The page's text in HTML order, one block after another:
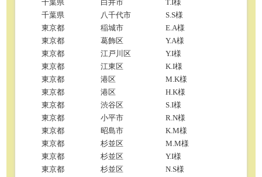
千葉県
白井市
T.I様
千葉県
八千代市
S.S様
東京都
稲城市
E.A様
東京都
葛飾区
Y.A様
東京都
江戸川区
Y.I様
東京都
江東区
K.I様
東京都
港区
M.K様
東京都
港区
H.K様
東京都
渋谷区
S.I様
東京都
小平市
R.N様
東京都
昭島市
K.M様
東京都
杉並区
M.M様
東京都
杉並区
Y.I様
東京都
杉並区
N.S様